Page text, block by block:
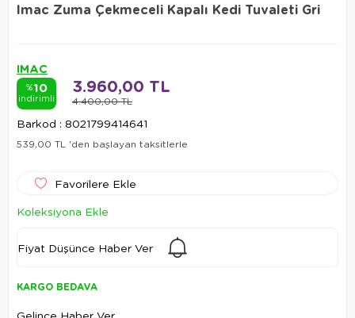
Imac Zuma Çekmeceli Kapalı Kedi Tuvaleti Gri
IMAC
%10
indirimli 4.400,00 TL
3.960,00 TL
Barkod : 8021799414641
539,00 TL 'den başlayan taksitlerle
Favorilere Ekle
Koleksiyona Ekle
Fiyat Düşünce Haber Ver
KARGO BEDAVA
Gelince Haber Ver